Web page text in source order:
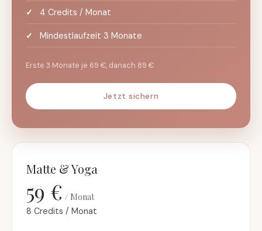
Matte & Yoga
59 € / Monat
8 Credits / Monat
4 Credits / Monat
Mindestlaufzeit 3 Monate
Erste 3 Monate je 69 €, danach 89 €
Jetzt sichern